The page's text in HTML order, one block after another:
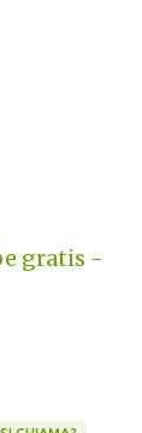
gratis -